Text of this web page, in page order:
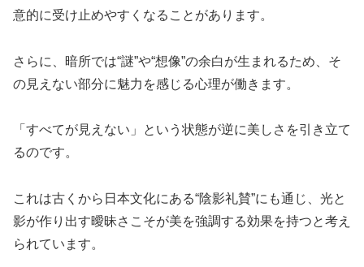
意的に受け止めやすくなることがあります。
さらに、暗所では“謎”や“想像”の余白が生まれるため、そ
の見えない部分に魅力を感じる心理が働きます。
「すべてが見えない」という状態が逆に美しさを引き立て
るのです。
これは古くから日本文化にある“陰影礼賛”にも通じ、光と
影が作り出す曖昧さこそが美を強調する効果を持つと考え
られています。